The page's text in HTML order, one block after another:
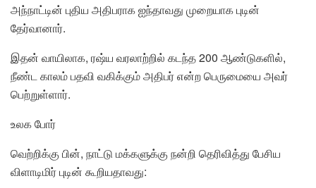
அந்நாட்டின் புதிய அதிபராக ஐந்தாவது முறையாக புடின்
தேர்வானார்.
இதன் வாயிலாக, ரஷ்ய வரலாற்றில் கடந்த 200 ஆண்டுகளில்,
நீண்ட காலம் பதவி வகிக்கும் அதிபர் என்ற பெருமையை அவர்
பெற்றுள்ளார்.
உலக போர்
வெற்றிக்கு பின், நாட்டு மக்களுக்கு நன்றி தெரிவித்து பேசிய
விளாடிமிர் புடின் கூறியதாவது: